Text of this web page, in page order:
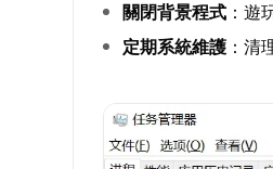
關閉背景程式 ：遊
定期系統維護 ：清